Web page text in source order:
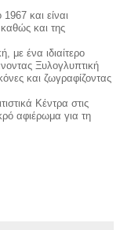
και είναι
και της
με ένα ιδιαίτερο
Ξυλογλυπτική
και ζωγραφίζοντας
Κέντρα στις
αφιέρωμα για τη